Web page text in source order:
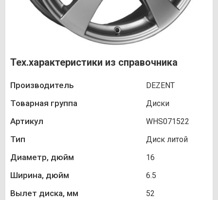
Тех.характеристики из справочника
Производитель DEZENT
Товарная группа Диски
Артикул WHS071522
Тип Диск литой
Диаметр, дюйм 16
Ширина, дюйм 6.5
Вылет диска, мм 52